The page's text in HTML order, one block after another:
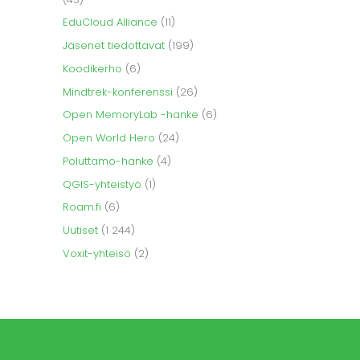
EduCloud Alliance (11)
Jäsenet tiedottavat (199)
Koodikerho (6)
Mindtrek-konferenssi (26)
Open MemoryLab -hanke (6)
Open World Hero (24)
Poluttamo-hanke (4)
QGIS-yhteistyö (1)
Roam.fi (6)
Uutiset (1 244)
Voxit-yhteisö (2)